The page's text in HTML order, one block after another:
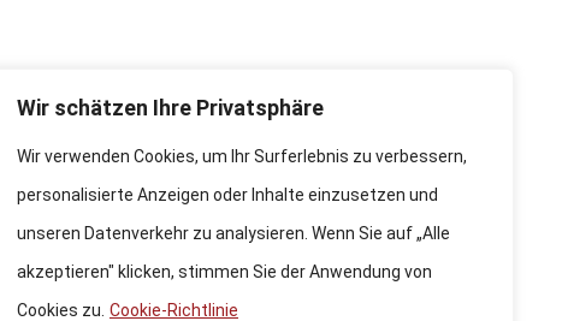
Wir schätzen Ihre Privatsphäre
Wir verwenden Cookies, um Ihr Surferlebnis zu verbessern,
personalisierte Anzeigen oder Inhalte einzusetzen und
unseren Datenverkehr zu analysieren. Wenn Sie auf „Alle
akzeptieren" klicken, stimmen Sie der Anwendung von
Cookies zu. Cookie-Richtlinie